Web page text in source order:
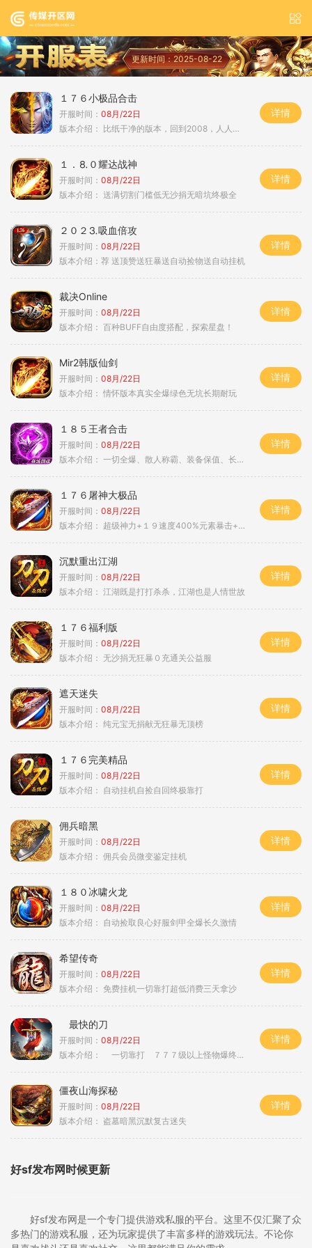
更新时间：2025-08-22
１７６小极品合击
开服时间： 08月/22日
版本介绍： 比纸干净的版本，回到2008，人人平等
详情
１．⒏０耀达战神
开服时间： 08月/22日
版本介绍： 送满切割门槛低无沙捐无暗坑终极全
详情
２０２⒊吸血倍攻
开服时间： 08月/22日
版本介绍： 荐 送顶赞送狂暴送自动捡物送自动挂机
详情
裁决Online
开服时间： 08月/22日
版本介绍： 百种BUFF自由度搭配，探索星盘！
详情
Mir2韩版仙剑
开服时间： 08月/22日
版本介绍： 情怀版本真实全爆绿色无坑长期耐玩
详情
１８５王者合击
开服时间： 08月/22日
版本介绍： 一切全爆、散人称霸、装备保值、长期耐玩
详情
１７６屠神大极品
开服时间： 08月/22日
版本介绍： 超级神力+１９速度400%元素暴击+６６
详情
沉默重出江湖
开服时间： 08月/22日
版本介绍： 江湖既是打打杀杀，江湖也是人情世故
详情
１７６福利版
开服时间： 08月/22日
版本介绍： 无沙捐无狂暴０充通关公益服
详情
遮天迷失
开服时间： 08月/22日
版本介绍： 纯元宝无捐献无狂暴无顶榜
详情
１７６完美精品
开服时间： 08月/22日
版本介绍： 自动挂机自捡自回终极靠打
详情
佣兵暗黑
开服时间： 08月/22日
版本介绍： 佣兵会员微变鉴定挂机
详情
１８０冰啸火龙
开服时间： 08月/22日
版本介绍： 自动捡取良心好服剑甲全爆长久激情
详情
希望传奇
开服时间： 08月/22日
版本介绍： 免费挂机一切靠打超低消费三天拿沙
详情
最快的刀
开服时间： 08月/22日
版本介绍：
一切靠打 ７７７级以上怪物爆终极
详情
僵夜山海探秘
开服时间： 08月/22日
版本介绍： 盗墓暗黑沉默复古迷失
详情
好sf发布网时候更新
好sf发布网是一个专门提供游戏私服的平台。这里不仅汇聚了众
多热门的游戏私服，还为玩家提供了丰富多样的游戏玩法。不论你